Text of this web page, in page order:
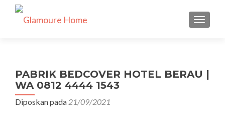
TUKAR
PABRIK BEDCOVER HOTEL BERAU |
WA 0812 4444 1543
Diposkan pada 21/09/2021